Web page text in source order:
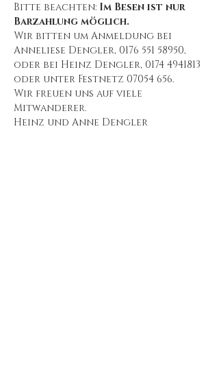
Bitte beachten: Im Besen ist nur
Barzahlung möglich.
Wir bitten um Anmeldung bei
Anneliese Dengler, 0176 551 58950,
oder bei Heinz Dengler, 0174 4941813
oder unter Festnetz 07054 656.
Wir freuen uns auf viele
Mitwanderer.
Heinz und Anne Dengler